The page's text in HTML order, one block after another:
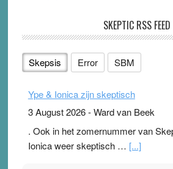
SKEPTIC RSS FEED
Skepsis Error SBM
Ype & Ionica zijn skeptisch
3 August 2026-Ward van Beek
. Ook in het zomernummer van
Ionica weer skeptisch … [...]